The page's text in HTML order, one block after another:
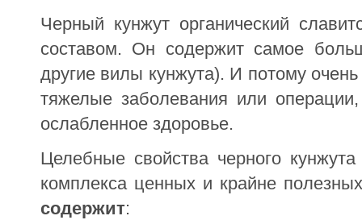
Черный кунжут органический
составом. Он содержит самое
другие вилы кунжута). И потому
тяжелые заболевания или
ослабленное здоровье.
Целебные свойства черного
комплекса ценных и крайне
содержит: